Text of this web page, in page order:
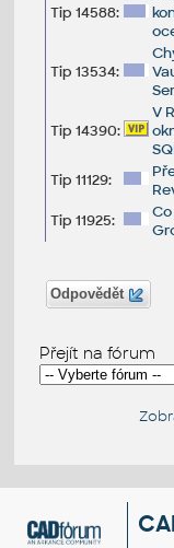
Tip 14588:
Tip 13534:
Tip 14390:
V
Tip 11129:
Tip 11925:
Odpovědět
Přejít na fórum